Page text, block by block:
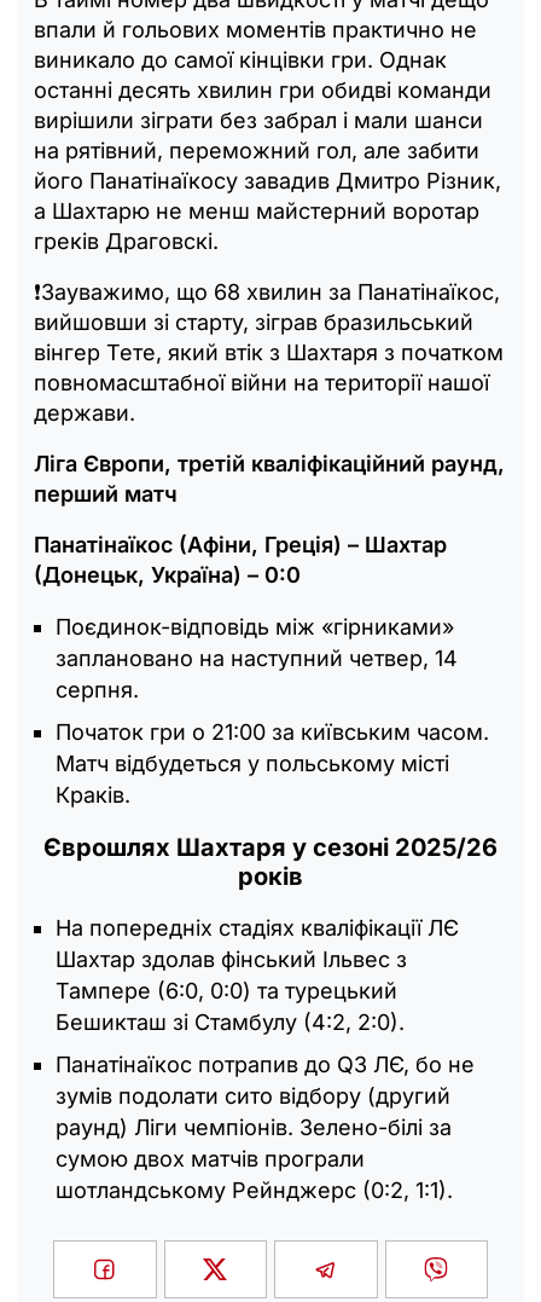
впали й гольових моментів практично не
виникало до самої кінцівки гри. Однак
останні десять хвилин гри обидві команди
вирішили зіграти без забрал і мали шанси
на рятівний, переможний гол, але забити
його Панатінаїкосу завадив Дмитро Різник,
а Шахтарю не менш майстерний воротар
греків Драговскі.
❗️Зауважимо, що 68 хвилин за Панатінаїкос,
вийшовши зі старту, зіграв бразильський
вінгер Тете, який втік з Шахтаря з початком
повномасштабної війни на території нашої
держави.
Ліга Європи, третій кваліфікаційний раунд,
перший матч
Панатінаїкос (Афіни, Греція) – Шахтар
(Донецьк, Україна) – 0:0
Поєдинок-відповідь між «гірниками»
заплановано на наступний четвер, 14
серпня.
Початок гри о 21:00 за київським часом.
Матч відбудеться у польському місті
Краків.
Єврошлях Шахтаря у сезоні 2025/26
років
На попередніх стадіях кваліфікації ЛЄ
Шахтар здолав фінський Ільвес з
Тампере (6:0, 0:0) та турецький
Бешикташ зі Стамбулу (4:2, 2:0).
Панатінаїкос потрапив до Q3 ЛЄ, бо не
зумів подолати сито відбору (другий
раунд) Ліги чемпіонів. Зелено-білі за
сумою двох матчів програли
шотландському Рейнджерс (0:2, 1:1).